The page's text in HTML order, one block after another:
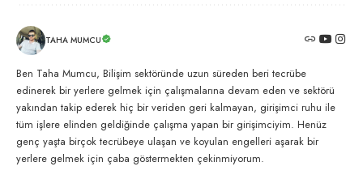
TAHA MUMCU
Ben Taha Mumcu, Bilişim sektöründe uzun süreden beri tecrübe
edinerek bir yerlere gelmek için çalışmalarına devam eden ve sektörü
yakından takip ederek hiç bir veriden geri kalmayan, girişimci ruhu ile
tüm işlere elinden geldiğinde çalışma yapan bir girişimciyim. Henüz
genç yaşta birçok tecrübeye ulaşan ve koyulan engelleri aşarak bir
yerlere gelmek için çaba göstermekten çekinmiyorum.